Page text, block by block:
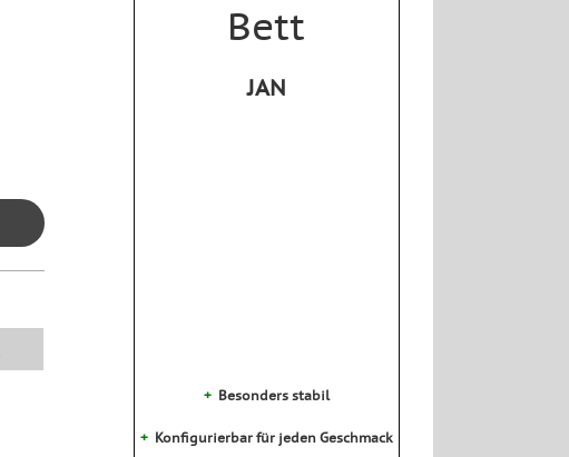
Bett
JAN
+Besonders stabil
+Konfigurierbar für jeden Geschmack